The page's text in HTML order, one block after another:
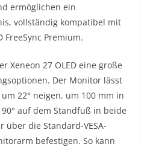
ermöglichen ein
vollständig kompatibel mit
FreeSync Premium.
Xeneon 27 OLED eine große
Der Monitor lässt
22° neigen, um 100 mm in
auf dem Standfuß in beide
die Standard-VESA-
befestigen. So kann